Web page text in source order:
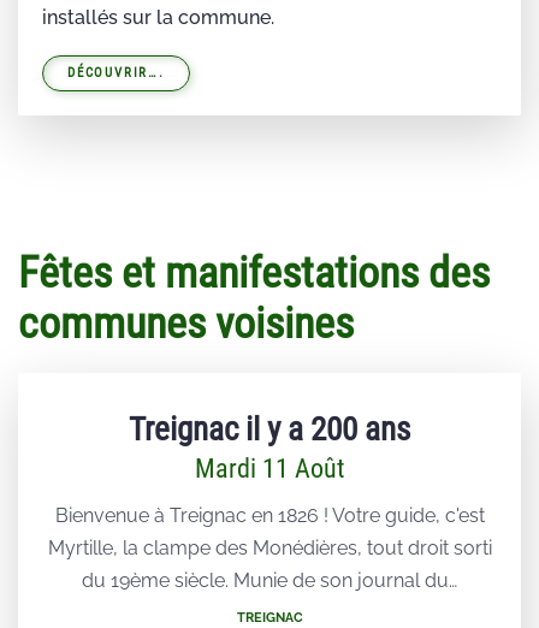
installés sur la commune.
DÉCOUVRIR….
Fêtes et manifestations des
communes voisines
Treignac il y a 200 ans
Mardi 11 Août
Bienvenue à Treignac en 1826 ! Votre guide, c'est
Myrtille, la clampe des Monédières, tout droit sorti
du 19ème siècle. Munie de son journal du…
TREIGNAC